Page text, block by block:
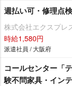
週払い可・修理点
株式会社エクスプレ
時給1,580円
派遣社員 / 大阪府
コールセンター「
験不問家具・イン